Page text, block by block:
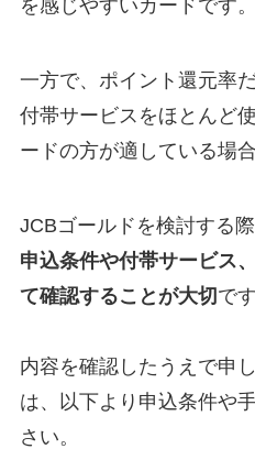
を感じやすいカードです。
一方で、ポイント還元率
付帯サービスをほとんど
ードの方が適している場
JCBゴールドを検討する際
申込条件や付帯サービス
て確認することが大切です
内容を確認したうえで申
は、以下より申込条件や
さい。